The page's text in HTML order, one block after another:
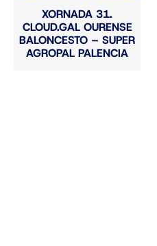
XORNADA 31.
CLOUD.GAL OURENSE
BALONCESTO – SUPER
AGROPAL PALENCIA